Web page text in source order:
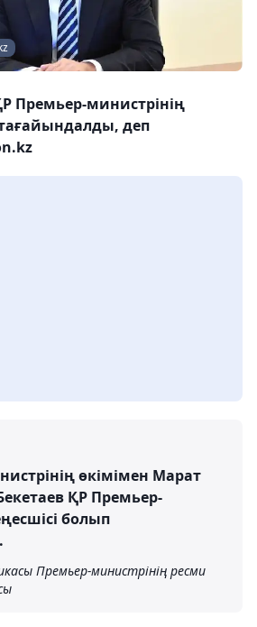
Премьер-министрінің
деп
өкімімен Марат
ҚР Премьер-
болып
Премьер-министрінің ресми